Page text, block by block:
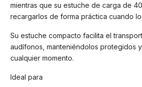
mientras que su estuche de carga de
recargarlos de forma práctica cuando
Su estuche compacto facilita el
audífonos, manteniéndolos protegidos
cualquier momento.
Ideal para